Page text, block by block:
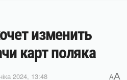
изменить
карт поляка
2024, 13:48 AA